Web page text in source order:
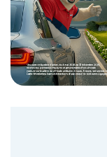
2026
Locations